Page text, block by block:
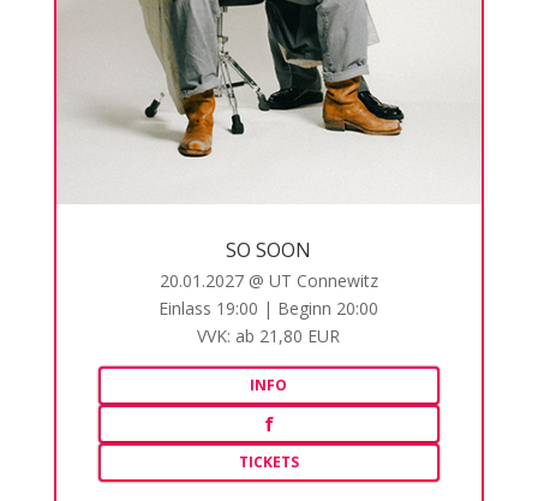
SO SOON
20.01.2027 @ UT Connewitz
Einlass 19:00 | Beginn 20:00
VVK: ab 21,80 EUR
INFO
f
TICKETS